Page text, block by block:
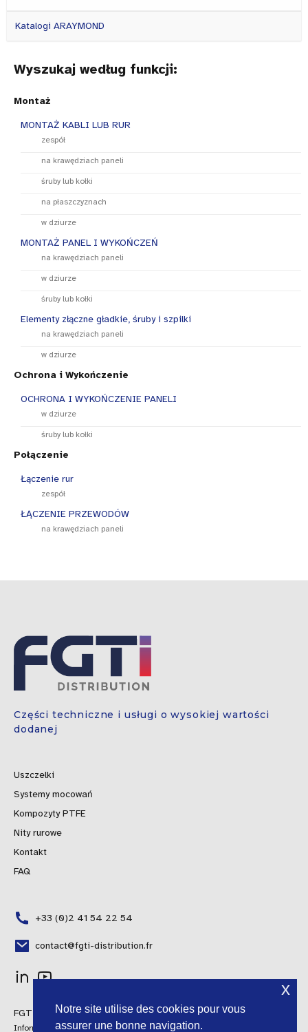
Katalogi ARAYMOND
Wyszukaj według funkcji:
Montaż
MONTAŻ KABLI LUB RUR
zespół
na krawędziach paneli
śruby lub kołki
na płaszczyznach
w dziurze
MONTAŻ PANEL I WYKOŃCZEŃ
na krawędziach paneli
w dziurze
śruby lub kołki
Elementy złączne gładkie, śruby i szpilki
na krawędziach paneli
w dziurze
Ochrona i Wykończenie
OCHRONA I WYKOŃCZENIE PANELI
w dziurze
śruby lub kołki
Połączenie
Łączenie rur
zespół
ŁĄCZENIE PRZEWODÓW
na krawędziach paneli
Części techniczne i usługi o wysokiej wartości
dodanej
FGTI Distribution © 2024 Wszelkie prawa zastrzeżone
Informacje prawne
Uszczelki
Systemy mocowań
Kompozyty PTFE
Nity rurowe
Kontakt
FAQ
+33 (0)2 41 54 22 54
contact@fgti-distribution.fr
Spanish
Notre site utilise des cookies pour vous
assurer une bonne navigation.
x